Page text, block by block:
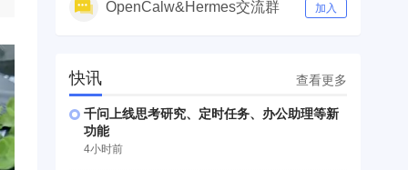
OpenCalw&Hermes交流群 加入
快讯 查看更多
千问上线思考研究、定时任务、办公助理等新
功能
4小时前